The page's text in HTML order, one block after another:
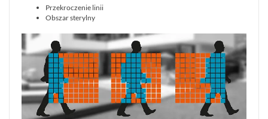
SZKOLENIA
MONTAŻ
WSPÓŁPRACA
KONTAKT
CENNIKI
OPROGRAMOWANIE
DOSTAWA
SERWIS
I
DANE
REGULAMIN
POLITYKA
PRYWATNOŚCI
KODY
RABATOWE
Przekroczenie linii
Obszar sterylny